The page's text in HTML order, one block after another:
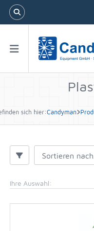
sich hier:Candyman
Sortieren
Ihre Auswahl: